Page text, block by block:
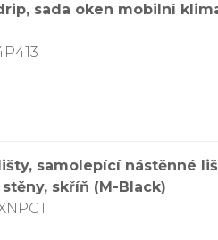
sada oken mobilní
samolepící nástěnné
skříň (M-Black)